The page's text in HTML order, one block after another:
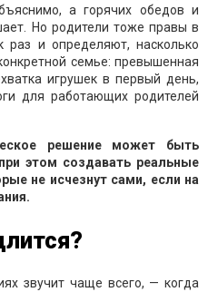
а горячих обедов и
Но родители тоже правы в
раз и определяют, насколько
семье: превышенная
игрушек в первый день,
для работающих родителей
решение может быть
этом создавать реальные
не исчезнут сами, если на
звучит чаще всего, — когда